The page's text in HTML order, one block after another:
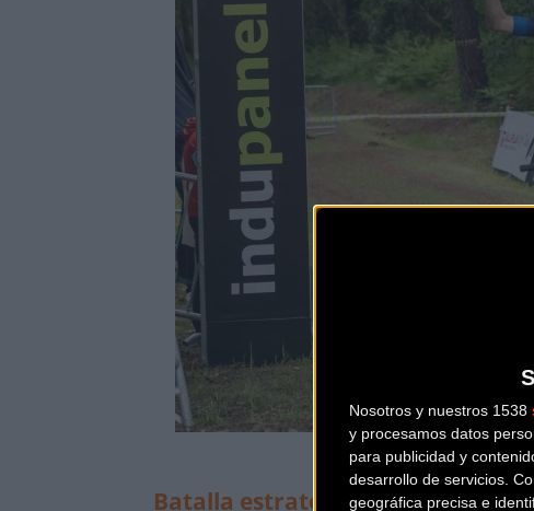
Nosotros y nuestros 1538
y procesamos datos
para publicidad y
desarrollo de servicios.
geográfica precisa e
Batalla estratégica en la